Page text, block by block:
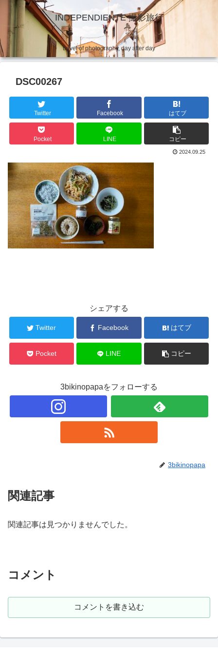
INDEPENDIENTE 撮影旅行
travel of photography, day after day
DSC00267
Twitter Facebook はてブ
Pocket LINE コピー
2024.09.25
シェアする
Twitter Facebook はてブ
Pocket LINE コピー
3bikinopapaをフォローする
3bikinopapa
関連記事
関連記事は見つかりませんでした。
コメント
コメントを書き込む